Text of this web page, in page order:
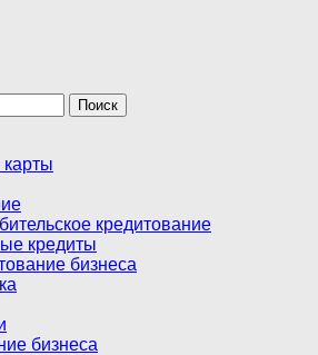
карты
кредитование
кредиты
бизнеса
бизнеса